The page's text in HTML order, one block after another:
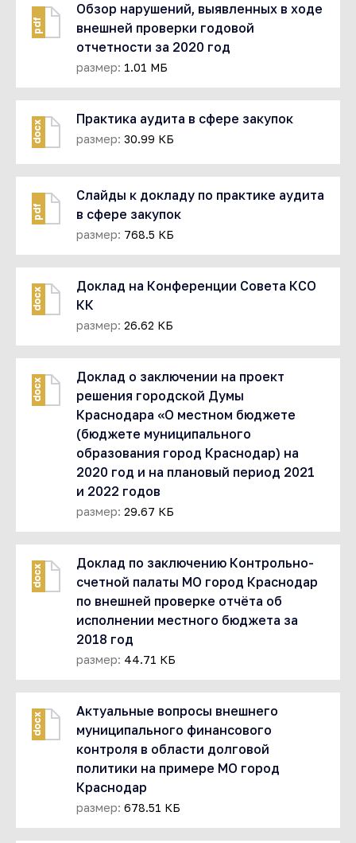
pdf
Обзор нарушений, выявленных в ходе
внешней проверки годовой
отчетности за 2020 год
размер: 1.01 МБ
docx
Практика аудита в сфере закупок
размер: 30.99 КБ
pdf
Слайды к докладу по практике аудита
в сфере закупок
размер: 768.5 КБ
docx
Доклад на Конференции Совета КСО
КК
размер: 26.62 КБ
docx
Доклад о заключении на проект
решения городской Думы
Краснодара «О местном бюджете
(бюджете муниципального
образования город Краснодар) на
2020 год и на плановый период 2021
и 2022 годов
размер: 29.67 КБ
docx
Доклад по заключению Контрольно-
счетной палаты МО город Краснодар
по внешней проверке отчёта об
исполнении местного бюджета за
2018 год
размер: 44.71 КБ
docx
Актуальные вопросы внешнего
муниципального финансового
контроля в области долговой
политики на примере МО город
Краснодар
размер: 678.51 КБ